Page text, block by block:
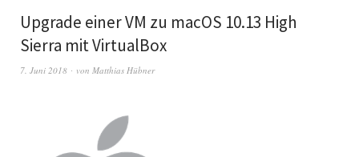
Upgrade einer VM zu macOS 10.13 High
Sierra mit VirtualBox
7. Juni 2018 von Matthias Hübner